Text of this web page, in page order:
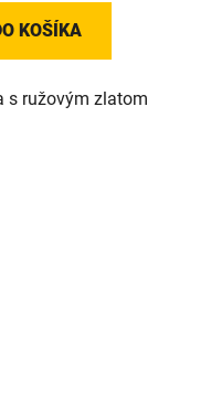
KOŠÍKA
s ružovým zlatom